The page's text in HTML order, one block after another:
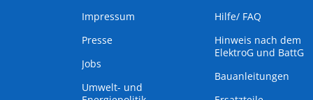
Impressum
Presse
Jobs
Umwelt- und
Hilfe/ FAQ
Hinweis nach dem
ElektroG und BattG
Bauanleitungen